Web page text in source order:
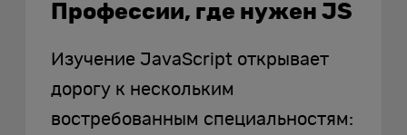
Профессии, где нужен JS
Изучение JavaScript открывает
дорогу к нескольким
востребованным специальностям: